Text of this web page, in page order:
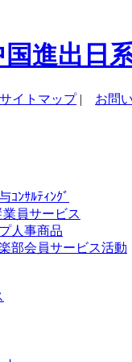
進出日
サイトマップ| お問
ｺﾝｻﾙﾃｨﾝｸﾞ
員サービス
人事商品
部会員サービス活動